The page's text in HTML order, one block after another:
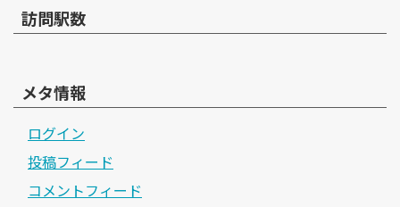
訪問駅数
メタ情報
ログイン
投稿フィード
コメントフィード